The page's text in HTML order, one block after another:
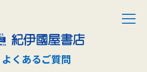
よくあるご質問